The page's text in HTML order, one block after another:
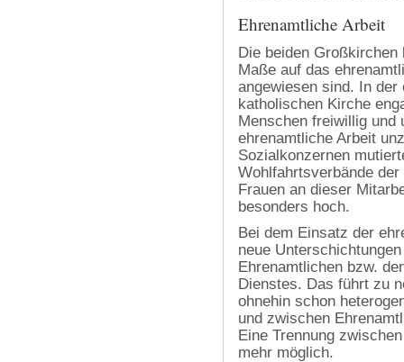
Ehrenamtliche Arbeit
Die beiden
Maße auf das
angewiesen sind. In
katholischen Kirche
Menschen freiwillig und
ehrenamtliche Arbeit
Sozialkonzernen
Wohlfahrtsverbände
Frauen an dieser
besonders hoch.
Bei dem Einsatz der
neue
Ehrenamtlichen bzw.
Dienstes. Das führt zu
ohnehin schon
und zwischen
Eine Trennung
mehr möglich.